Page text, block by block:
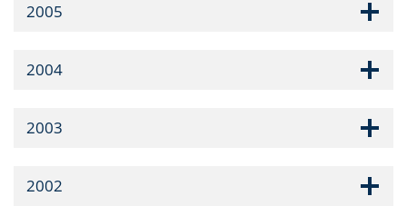
2005
2004
2003
2002